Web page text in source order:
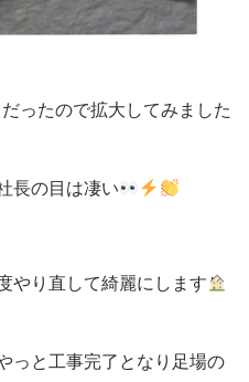
ったので拡大してみました
長の目は凄い
やり直して綺麗にします
っと工事完了となり足場の